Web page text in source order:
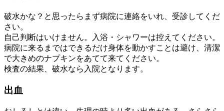
破水かな？と思ったらまず病院に連絡をいれ、受診してくだ
さい。
自己判断はいけません。入浴・シャワーは控えてください。
病院に来るまではできるだけ身体を動かすことは避け、清潔
で大きめのナプキンをあてて来てください。
検査の結果、破水なら入院となります。
出血